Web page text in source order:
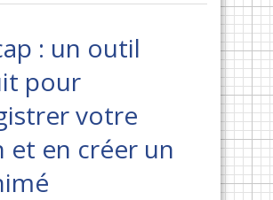
: un outil
pour
votre
et en créer un